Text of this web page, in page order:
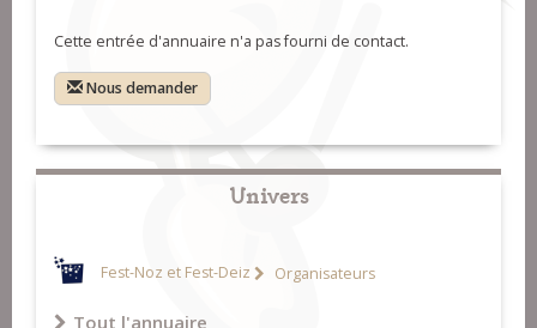
Cette entrée d'annuaire n'a pas fourni de contact.
Nous demander
Univers
Fest-Noz et Fest-Deiz Organisateurs
Tout l'annuaire